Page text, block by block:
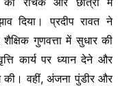
दिया। प्रदीप रावत ने
गुणवत्ता में सुधार की
कार्य पर ध्यान देने और
वहीं, अंजना पुंडीर और